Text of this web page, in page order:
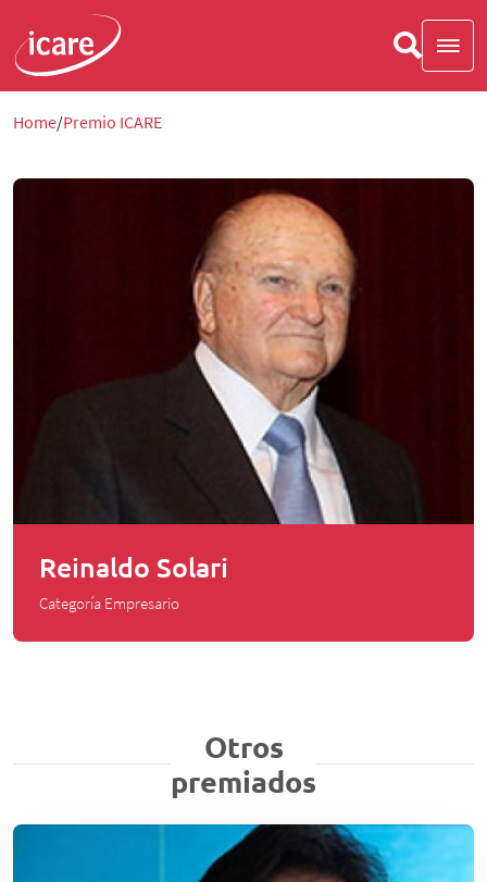
Home Premio ICARE
Reinaldo Solari
Categoría Empresario
Otros
premiados